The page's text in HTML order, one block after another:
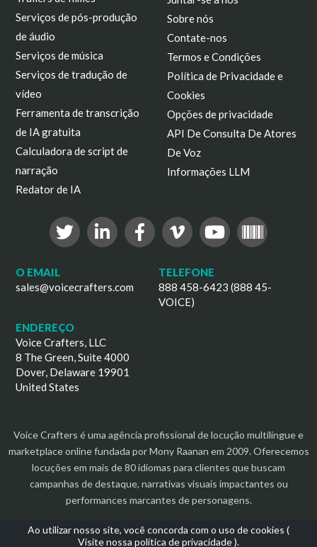
Ao utilizar nosso site, você concorda com o uso de cookies (
Visite nossa política de privacidade).
Serviços de pós-produção
de áudio
Serviços de música
Serviços de tradução de
vídeo
Ferramenta de transcrição
de IA gratuita
Calculadora de script de
narração
Redator de IA
Sobre nós
Contate-nos
Termos e Condições
Política de Privacidade e
Cookies
Opções de privacidade
API De Consulta De Atores
De Voz
Informações LLM
O EMAIL
sales@voicecrafters.com
TELEFONE
888 458-6423 (888 45-
VOICE)
ENDEREÇO
Voice Crafters, LLC
8 The Green, Suite 4000
Dover, Delaware 19901
United States
Voice Crafters é uma agência profissional de locução multilíngue e
marketplace online fundada por Mony Raanan em 2009. Oferecemos
locuções em mais de 80 idiomas para clientes que buscam
campanhas de destaque, narrativas visuais impactantes ou
performances marcantes de personagens.